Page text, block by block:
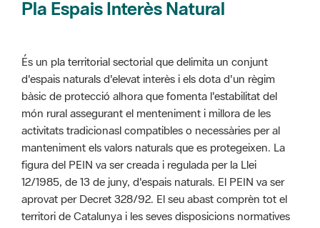
És un pla territorial sectorial que delimita un conjunt
món rural assegurant el menteniment i millora de les
activitats tradicionasl compatibles o necessàries per al
manteniment els valors naturals que es protegeixen. La
figura del PEIN va ser creada i regulada per la Llei
12/1985, de 13 de juny, d'espais naturals. El PEIN va ser
aprovat per Decret 328/92. El seu abast comprèn tot el
territori de Catalunya i les seves disposicions normatives
són d'obligatori compliment per a les administracions
públiques i per als particulars.
Més informació :Cliqueu aquí